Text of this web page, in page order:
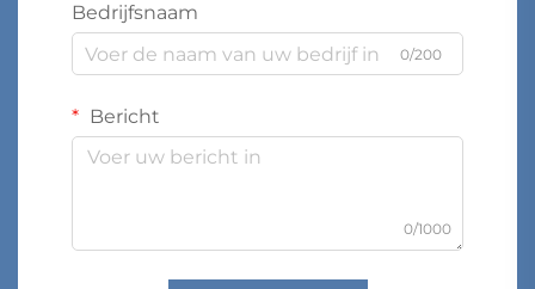
Bedrijfsnaam
0/200
Bericht
0/1000